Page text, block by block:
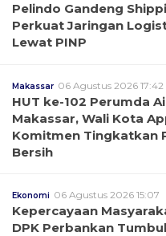
Pelindo Gandeng
Perkuat Jaringan
Lewat PINP
Makassar 06 Agustus 2026 17:42
HUT ke-102 Perumda
Makassar, Wali Kota
Komitmen Tingkatkan
Bersih
Ekonomi 06 Agustus 2026 15:07
Kepercayaan
DPK Perbankan